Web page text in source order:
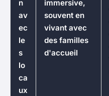
n
av
ec
le
s
lo
ca
ux
immersive,
souvent en
vivant avec
des familles
d'accueil